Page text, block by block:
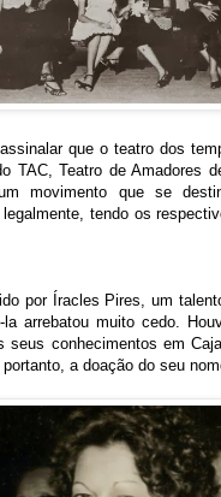
que o teatro dos
TAC, Teatro de Amadores
movimento que se
tendo os
por Íracles Pires, um
arrebatou muito cedo.
conhecimentos em
a doação do seu